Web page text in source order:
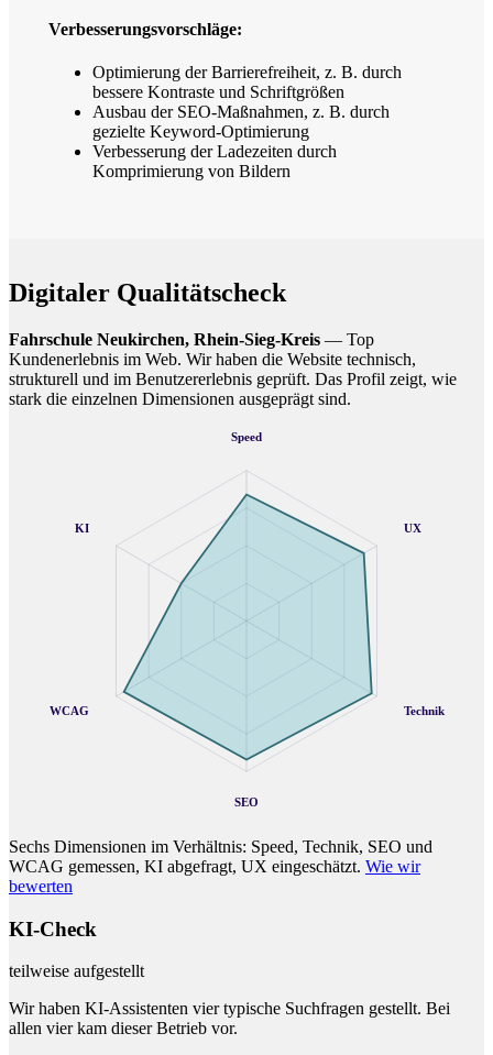
Verbesserungsvorschläge:
Optimierung der Barrierefreiheit, z. B. durch
bessere Kontraste und Schriftgrößen
Ausbau der SEO-Maßnahmen, z. B. durch
gezielte Keyword-Optimierung
Verbesserung der Ladezeiten durch
Komprimierung von Bildern
Digitaler Qualitätscheck
Fahrschule Neukirchen, Rhein-Sieg-Kreis — Top
Kundenerlebnis im Web. Wir haben die Website technisch,
strukturell und im Benutzererlebnis geprüft. Das Profil zeigt, wie
stark die einzelnen Dimensionen ausgeprägt sind.
Speed
UX
Technik
SEO
WCAG
KI
Sechs Dimensionen im Verhältnis: Speed, Technik, SEO und
WCAG gemessen, KI abgefragt, UX eingeschätzt. Wie wir
bewerten
KI-Check
teilweise aufgestellt
Wir haben KI-Assistenten vier typische Suchfragen gestellt. Bei
allen vier kam dieser Betrieb vor.